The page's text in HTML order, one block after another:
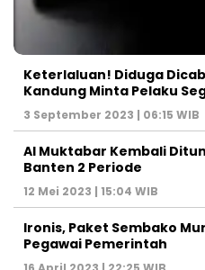
Keterlaluan! Diduga
Kandung Minta Pelaku
3 September 2023 | 06:15 WIB
Al Muktabar Kembali
Banten 2 Periode
12 Mei 2023 | 15:04 WIB
Ironis, Paket Sembako
Pegawai Pemerintah